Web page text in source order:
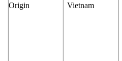
Origin
Vietnam